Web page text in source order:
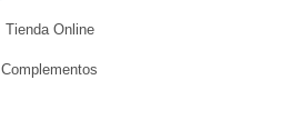
Tienda Online
Complementos